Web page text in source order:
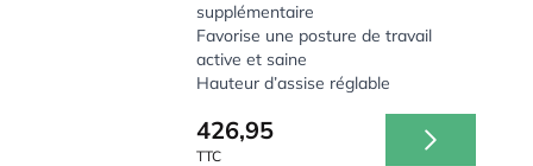
supplémentaire
Favorise une posture de travail
active et saine
Hauteur d’assise réglable
426,95
TTC